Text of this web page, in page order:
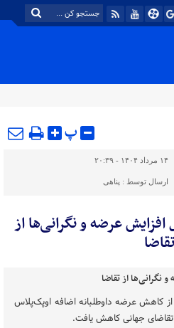
پ
۱۴ مرداد ۱۴۰۴ - ۲۰:۳۹
ارسال توسط : پناهی
عرضه و نگرانی‌ها از
تقاضا
عرضه داوطلبانه اضافه اوپک‌پلاس
تقاضای جهانی کاهش یافت.